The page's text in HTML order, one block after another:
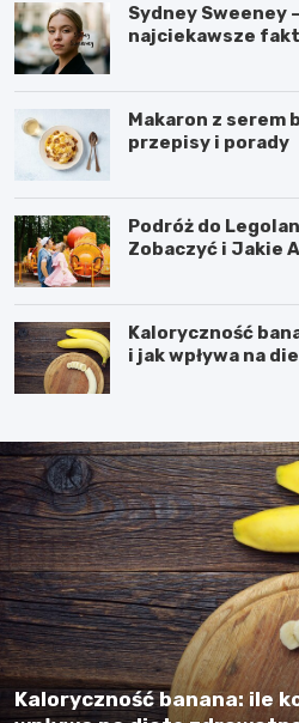
Sydney Sweeney
najciekawsze
Makaron z serem
przepisy i porady
Podróż do
Zobaczyć i Jakie
Kaloryczność
i jak wpływa na
Kaloryczność banana: ile